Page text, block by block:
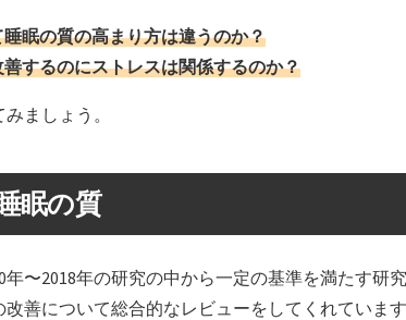
眠の質の高まり方は違うのか？
するのにストレスは関係するのか？
ましょう。
眠の質
〜2018年の研究の中から一定の基準を満たす研究
善について総合的なレビューをしてくれています